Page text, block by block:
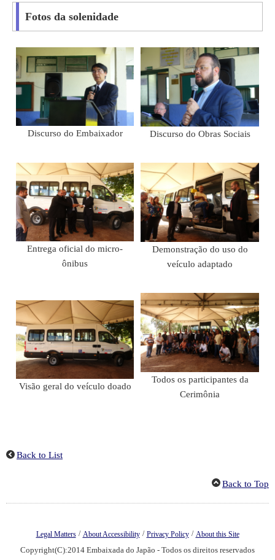
Fotos da solenidade
Discurso do Embaixador Discurso do Obras Sociais
Entrega oficial do micro-
ônibus
Demonstração do uso do
veículo adaptado
Visão geral do veículo doado
Todos os participantes da
Cerimônia
Back to List
Back to Top
Legal Matters / About Accessibility / Privacy Policy / About this Site
Copyright(C):2014 Embaixada do Japão - Todos os direitos reservados